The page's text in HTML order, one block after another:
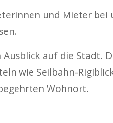
und Mieter
auf die Stadt.
wie Seilbahn-
Wohnort.